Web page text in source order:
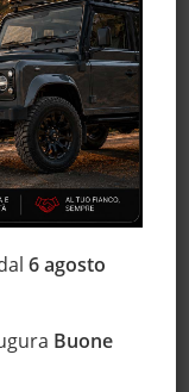
digitale
6 agosto
Buone